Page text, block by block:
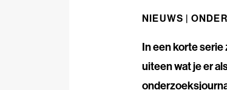
NIEUWS |
In een korte
uiteen wat je er